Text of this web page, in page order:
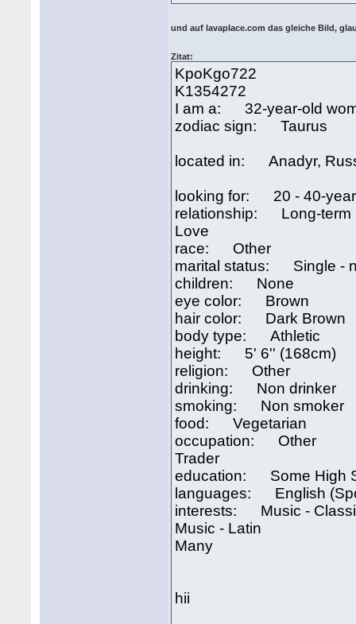
und auf lavaplace.com das gleiche Bild,
Zitat:
KpoKgo722
K1354272
I am a: 32-year-old
zodiac sign: Taurus
located in: Anadyr,
looking for: 20 - 40-
relationship: Long-term
Love
race: Other
marital status: Single -
children: None
eye color: Brown
hair color: Dark Brown
body type: Athletic
height: 5' 6'' (168cm)
religion: Other
drinking: Non drinker
smoking: Non smoker
food: Vegetarian
occupation: Other
Trader
education: Some High
languages: English
interests: Music -
Music - Latin
Many
hii